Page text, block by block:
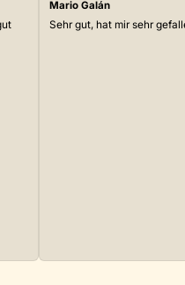
Mario Galán
Sehr gut, hat mir sehr